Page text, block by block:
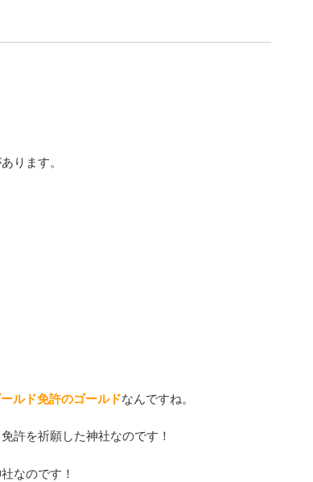
ります。
ルド免許のゴールドなんですね。
許を祈願した神社なのです！
なのです！